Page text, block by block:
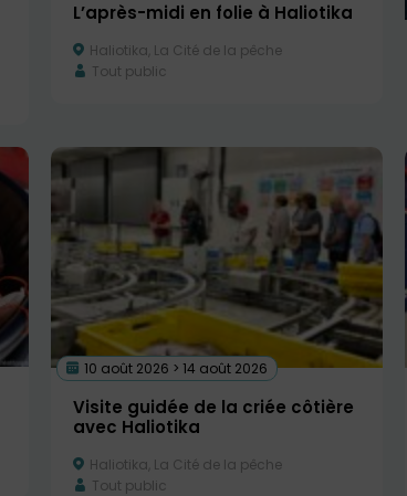
L’après-midi en folie à Haliotika
Haliotika, La Cité de la pêche
Tout public
10 août 2026 > 14 août 2026
Visite guidée de la criée côtière
avec Haliotika
Haliotika, La Cité de la pêche
Tout public